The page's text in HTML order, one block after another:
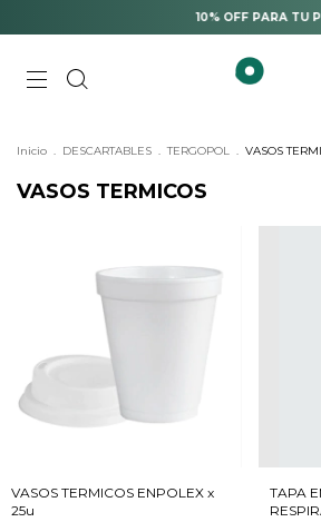
10% OFF PARA TU
Inicio . DESCARTABLES . TERGOPOL . VASOS
VASOS TERMICOS
VASOS TERMICOS ENPOLEX x
25u
TAPA